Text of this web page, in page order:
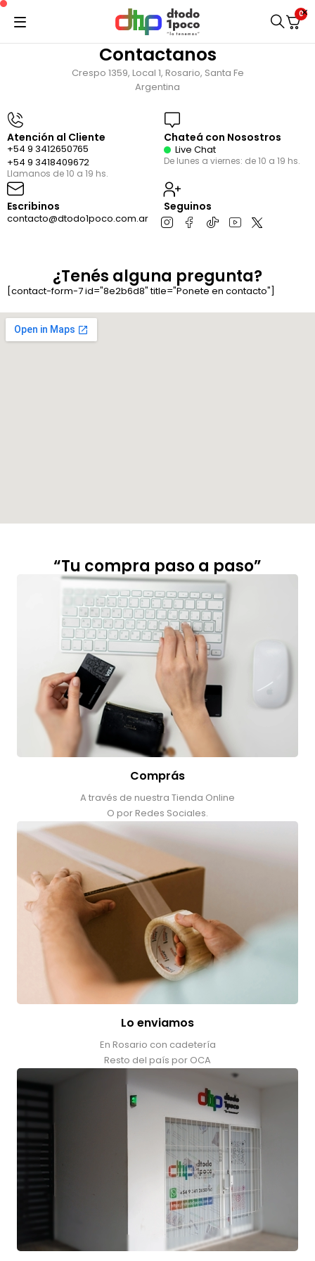
0
Contactanos
Crespo 1359, Local 1, Rosario, Santa Fe
Argentina
Atención al Cliente
+54 9 3412650765
+54 9 3418409672
Llamanos de 10 a 19 hs.
Chateá con Nosostros
Live Chat
De lunes a viernes: de 10 a 19 hs.
Escribinos
contacto@dtodo1poco.com.ar
Seguinos
¿Tenés alguna pregunta?
[contact-form-7 id="8e2b6d8" title="Ponete en contacto"]
“Tu compra paso a paso”
Comprás
A través de nuestra Tienda Online
O por Redes Sociales.
Lo enviamos
En Rosario con cadetería
Resto del país por OCA